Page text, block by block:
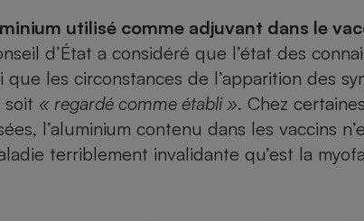
utilisé comme adjuvant dans le
d’État a considéré que l’état des
que les circonstances de l’apparition des
« regardé comme établi ». Chez
l’aluminium contenu dans les vaccins
terriblement invalidante qu’est la
Complément
alimentaire
Foie gras
Assurance emprunteur Assurance vie
Gros électroménager
Petit électroménager - Ustensile
Internet
Téléphonie
Mutuelle Aide auditive